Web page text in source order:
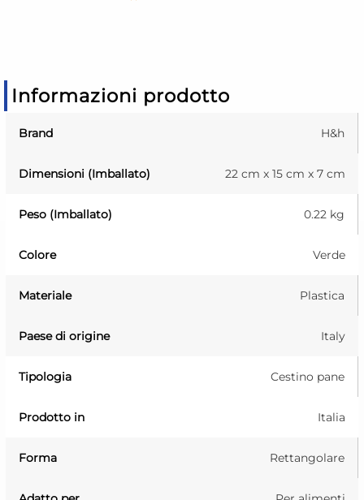
Informazioni prodotto
Brand H&h
Dimensioni (Imballato) 22 cm x 15 cm x 7 cm
Peso (Imballato) 0.22 kg
Colore Verde
Materiale Plastica
Paese di origine Italy
Tipologia Cestino pane
Prodotto in Italia
Forma Rettangolare